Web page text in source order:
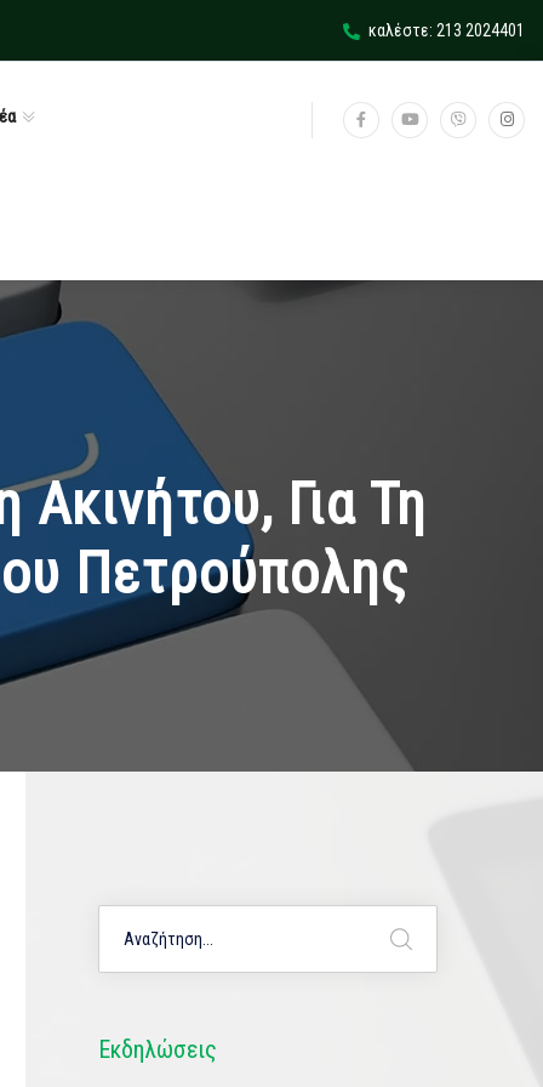
καλέστε: 213 2024401
Για Τη
Πετρούπολης
Εκδηλώσεις